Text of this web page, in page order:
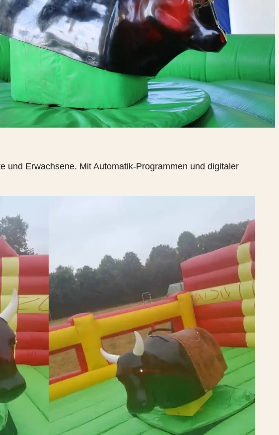
und Erwachsene. Mit Automatik-Programmen und digitaler